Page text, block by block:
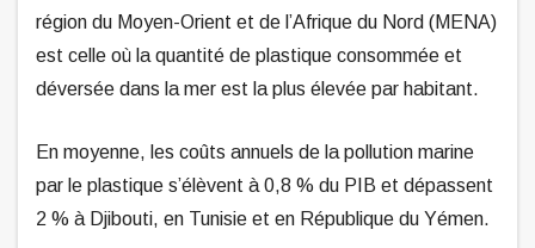
région du Moyen-Orient et de l’Afrique du Nord (MENA)
est celle où la quantité de plastique consommée et
déversée dans la mer est la plus élevée par habitant.
En moyenne, les coûts annuels de la pollution marine
par le plastique s’élèvent à 0,8 % du PIB et dépassent
2 % à Djibouti, en Tunisie et en République du Yémen.